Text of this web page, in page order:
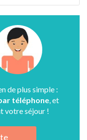
de plus simple :
téléphone , et
votre séjour !